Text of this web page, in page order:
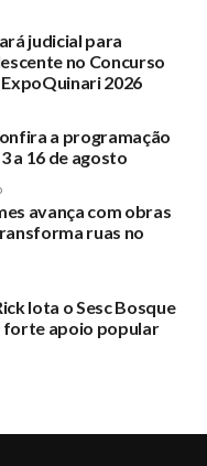
Se dividido o
R$ 736,19
cada um. Dentre os
o Pastor da
da Justiça
contábeis e
ainda não foram
com prazo para fazê-
ser efetuadas,
judicial para
no Concurso
2026
a programação
a 16 de agosto
avança com obras
ruas no
lota o Sesc Bosque
forte apoio popular